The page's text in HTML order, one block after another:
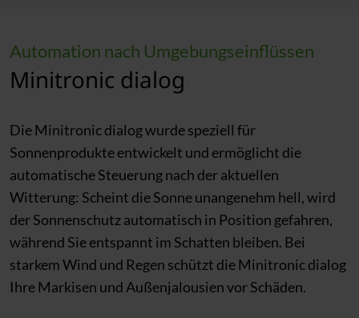
Automation nach Umgebungseinflüssen
Minitronic dialog
Die Minitronic dialog wurde speziell für
Sonnenprodukte entwickelt und ermöglicht die
automatische Steuerung nach der aktuellen
Witterung: Scheint die Sonne unangenehm hell, wird
der Sonnenschutz automatisch in Position gefahren,
während Sie entspannt im Schatten bleiben. Bei
starkem Wind und Regen schützt die Minitronic dialog
Ihre Markisen und Außenjalousien vor Schäden.